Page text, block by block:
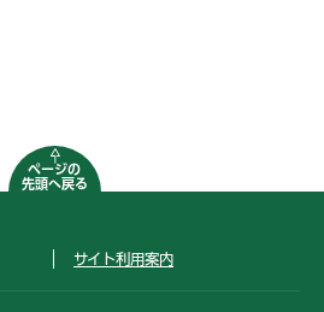
ページの
先頭へ戻る
サイト利用案内